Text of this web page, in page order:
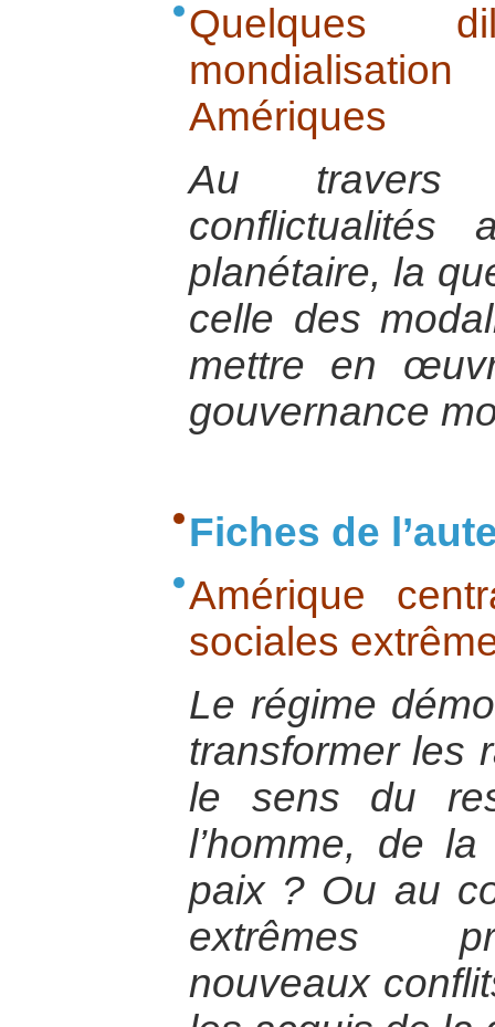
Quelques
Amériques
Au travers
conflictualités
planétaire, la
celle des
mettre en
gouvernance
Fiches de
Amérique
sociales
Le régime
transformer les
le sens du
l’homme, de
paix ? Ou au
extrêmes
nouveaux